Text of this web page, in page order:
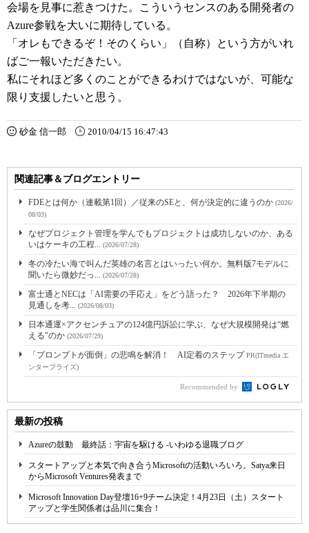
会場を見事に惹きつけた。こういうセンスのある開発者の
Azure参戦を大いに期待している。
「オレもできるぞ！そのくらい」（自称）という方がいれ
ばご一報いただきたい。
私にそれほど多くのことができるわけではないが、可能な
限り支援したいと思う。
砂金 信一郎 2010/04/15 16:47:43
関連記事＆ブログエントリー
FDEとは何か（連載第1回）／従来のSEと、何が決定的に違うのか (2026/
08/03)
なぜプロジェクト管理を学んでもプロジェクトは成功しないのか、ある
いはケーキの工程... (2026/07/28)
冬の冷たい海で叫んだ英雄の名言とはいったい何か。無料版7モデルに
聞いたら微妙だっ... (2026/07/28)
富士通とNECは「AI需要の手応え」をどう語った？ 2026年下半期の
見通しを考... (2026/08/03)
日本通運×アクセンチュアの124億円訴訟に学ぶ、なぜ大規模開発は“燃
える”のか (2026/07/29)
「プロンプトが面倒」の悲鳴を解消！ AI定着のステップPR(ITmedia エ
ンタープライズ)
Recommended by
最新の投稿
Azureの鼓動 最終話：宇宙を駆ける -いわゆる退職ブログ
スタートアップと本気で向き合うMicrosoftの活動いろいろ。Satya来日
からMicrosoft Ventures発表まで
Microsoft Innovation Day登壇16+9チーム決定！4月23日（土）スタート
アップと学生関係者は品川に集合！